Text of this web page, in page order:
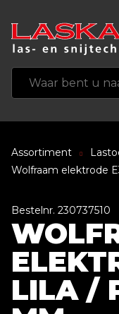
Assortiment
Wolfraam elektrode
Bestelnr. 230737510
LILA /